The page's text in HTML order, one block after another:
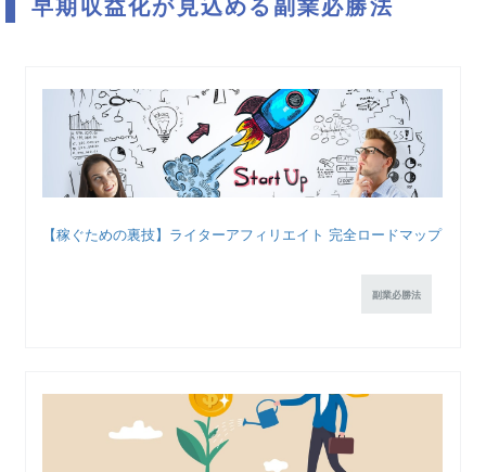
早期収益化が見込める副業必勝法
【稼ぐための裏技】ライターアフィリエイト 完全ロードマップ
副業必勝法